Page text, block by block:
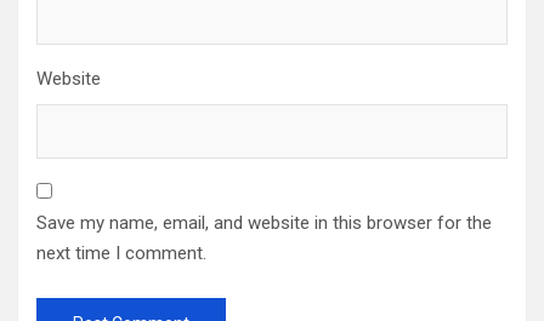
Website
Save my name, email, and website in this browser for the
next time I comment.